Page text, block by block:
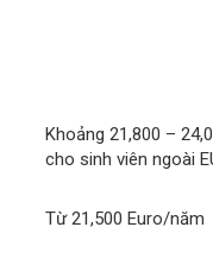
Khoảng 21,800 –
cho sinh viên ngoài
Từ 21,500 Euro/năm